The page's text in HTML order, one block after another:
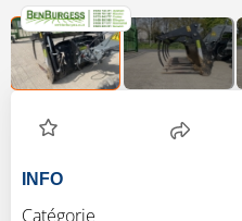
INFO
Catégorie